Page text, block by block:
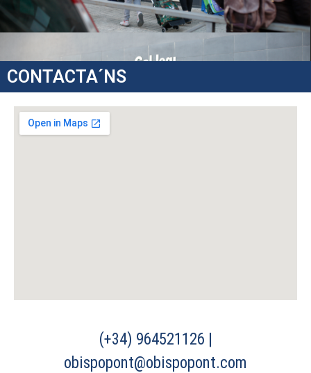
CONTACTA´NS
(+34) 964521126 |
obispopont@obispopont.com